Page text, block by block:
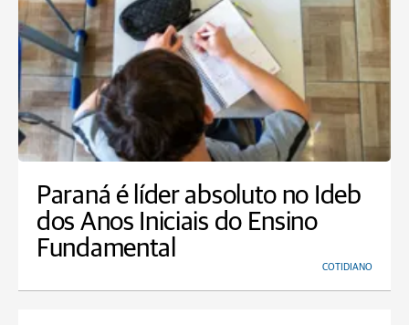
Paraná é líder absoluto no Ideb
dos Anos Iniciais do Ensino
Fundamental
COTIDIANO